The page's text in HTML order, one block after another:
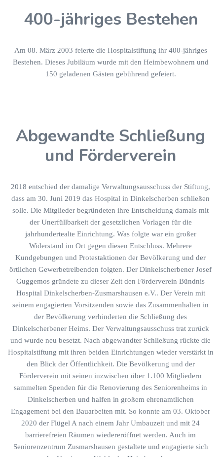
400-jähriges Bestehen
Am 08. März 2003 feierte die Hospitalstiftung ihr 400-jähriges
Bestehen. Dieses Jubiläum wurde mit den Heimbewohnern und
150 geladenen Gästen gebührend gefeiert.
Abgewandte Schließung
und Förderverein
2018 entschied der damalige Verwaltungsausschuss der Stiftung,
dass am 30. Juni 2019 das Hospital in Dinkelscherben schließen
solle. Die Mitglieder begründeten ihre Entscheidung damals mit
der Unerfüllbarkeit der gesetzlichen Vorlagen für die
jahrhundertealte Einrichtung. Was folgte war ein großer
Widerstand im Ort gegen diesen Entschluss. Mehrere
Kundgebungen und Protestaktionen der Bevölkerung und der
örtlichen Gewerbetreibenden folgten. Der Dinkelscherbener Josef
Guggemos gründete zu dieser Zeit den Förderverein Bündnis
Hospital Dinkelscherben-Zusmarshausen e.V.. Der Verein mit
seinem engagierten Vorsitzenden sowie das Zusammenhalten in
der Bevölkerung verhinderten die Schließung des
Dinkelscherbener Heims. Der Verwaltungsausschuss trat zurück
und wurde neu besetzt. Nach abgewandter Schließung rückte die
Hospitalstiftung mit ihren beiden Einrichtungen wieder verstärkt in
den Blick der Öffentlichkeit. Die Bevölkerung und der
Förderverein mit seinen inzwischen über 1.100 Mitgliedern
sammelten Spenden für die Renovierung des Seniorenheims in
Dinkelscherben und halfen in großem ehrenamtlichen
Engagement bei den Bauarbeiten mit. So konnte am 03. Oktober
2020 der Flügel A nach einem Jahr Umbauzeit und mit 24
barrierefreien Räumen wiedereröffnet werden. Auch im
Seniorenzentrum Zusmarshausen gestaltete und engagierte sich